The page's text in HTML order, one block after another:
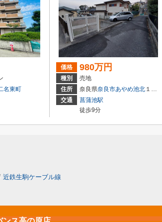
名東町
価格 980万円
種別
売地
住所
奈良県奈良市あやめ池北 １丁目
交通
菖蒲池駅
徒歩9分
近鉄生駒ケーブル線